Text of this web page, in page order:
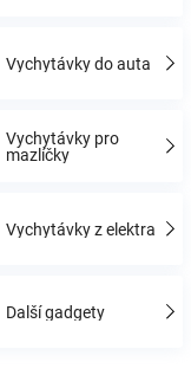
Vychytávky do auta
Vychytávky pro
mazlíčky
Vychytávky z elektra
Další gadgety